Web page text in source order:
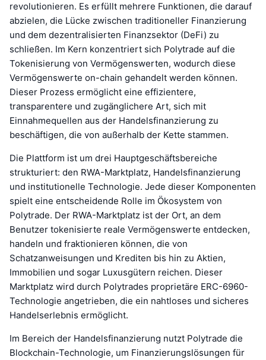
revolutionieren. Es erfüllt mehrere Funktionen, die darauf
abzielen, die Lücke zwischen traditioneller Finanzierung
und dem dezentralisierten Finanzsektor (DeFi) zu
schließen. Im Kern konzentriert sich Polytrade auf die
Tokenisierung von Vermögenswerten, wodurch diese
Vermögenswerte on-chain gehandelt werden können.
Dieser Prozess ermöglicht eine effizientere,
transparentere und zugänglichere Art, sich mit
Einnahmequellen aus der Handelsfinanzierung zu
beschäftigen, die von außerhalb der Kette stammen.
Die Plattform ist um drei Hauptgeschäftsbereiche
strukturiert: den RWA-Marktplatz, Handelsfinanzierung
und institutionelle Technologie. Jede dieser Komponenten
spielt eine entscheidende Rolle im Ökosystem von
Polytrade. Der RWA-Marktplatz ist der Ort, an dem
Benutzer tokenisierte reale Vermögenswerte entdecken,
handeln und fraktionieren können, die von
Schatzanweisungen und Krediten bis hin zu Aktien,
Immobilien und sogar Luxusgütern reichen. Dieser
Marktplatz wird durch Polytrades proprietäre ERC-6960-
Technologie angetrieben, die ein nahtloses und sicheres
Handelserlebnis ermöglicht.
Im Bereich der Handelsfinanzierung nutzt Polytrade die
Blockchain-Technologie, um Finanzierungslösungen für